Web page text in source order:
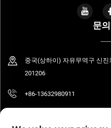
문
중국(상하이) 자유무역구 신
201206
+86-13632980911